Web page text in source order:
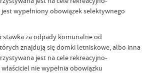
wypełniony obowiązek selektywnego
stawka za odpady komunalne od
znajdują się domki letniskowe, albo inna
jest na cele rekreacyjno-
nie wypełnia obowiązku